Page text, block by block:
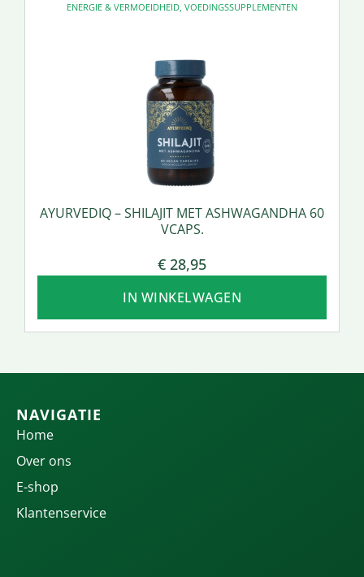
ENERGIE & VERMOEIDHEID, VOEDINGSSUPPLEMENTEN
AYURVEDIQ – SHILAJIT MET ASHWAGANDHA 60
VCAPS.
€ 28,95
IN WINKELWAGEN
NAVIGATIE
Home
Over ons
E-shop
Klantenservice